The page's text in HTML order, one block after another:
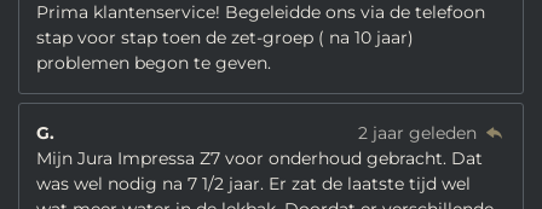
Prima klantenservice! Begeleidde ons via de telefoon
stap voor stap toen de zet-groep ( na 10 jaar)
problemen begon te geven.
G.
2 jaar geleden
Mijn Jura Impressa Z7 voor onderhoud gebracht. Dat
was wel nodig na 7 1/2 jaar. Er zat de laatste tijd wel